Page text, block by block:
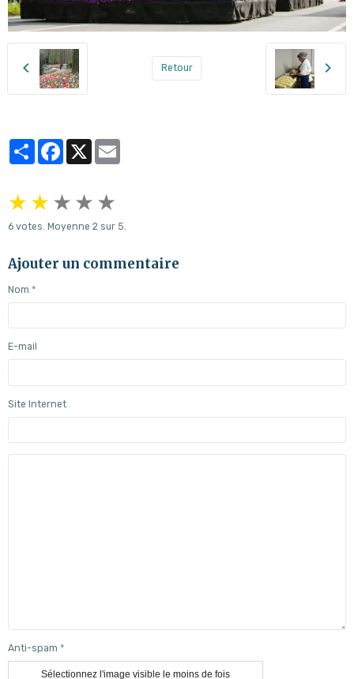
Retour
PartagerFacebook
X
★ ★ ★ ★ ★
6 votes. Moyenne 2 sur 5.
Ajouter un commentaire
Nom
E-mail
Site Internet
Anti-spam
Sélectionnez l'image visible le moins de fois